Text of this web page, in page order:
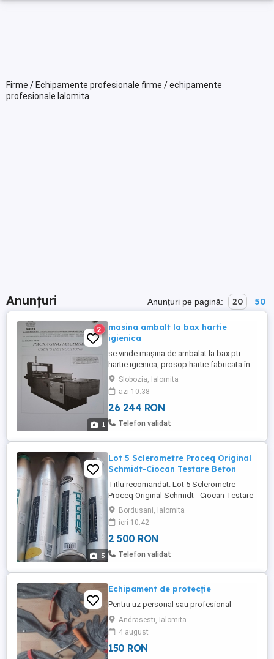
Firme / Echipamente profesionale firme / echipamente
profesionale Ialomita
Anunțuri Anunțuri pe pagină: 20 50
1
2
masina ambalt la bax hartie
igienica
se vinde mașina de ambalat la bax ptr
hartie igienica, prosop hartie fabricata în
Grecia, folosită 2-3 luni.SEIMEKIS
Slobozia, Ialomita
azi 10:38
26 244 RON
Telefon validat
5
Lot 5 Sclerometre Proceq Original
Schmidt-Ciocan Testare Beton
Titlu recomandat: Lot 5 Sclerometre
Proceq Original Schmidt - Ciocan Testare
BetonDescriere:Vând lot de 5 sclerometre
mecanice analogice Original Schmidt,
fabricate în Elveția de liderul de piață
Proceq. Aceste instrumente profesionale
sunt standardul global în construcții
Bordusani, Ialomita
ieri 10:42
2 500 RON
Telefon validat
Echipament de protecție
Pentru uz personal sau profesional
Andrasesti, Ialomita
4 august
150 RON